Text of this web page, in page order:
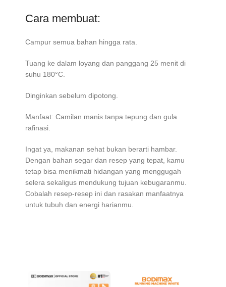
Cara membuat:
Campur semua bahan hingga rata.
Tuang ke dalam loyang dan panggang 25 menit di
suhu 180°C.
Dinginkan sebelum dipotong.
Manfaat: Camilan manis tanpa tepung dan gula
rafinasi.
Ingat ya, makanan sehat bukan berarti hambar.
Dengan bahan segar dan resep yang tepat, kamu
tetap bisa menikmati hidangan yang menggugah
selera sekaligus mendukung tujuan kebugaranmu.
Cobalah resep-resep ini dan rasakan manfaatnya
untuk tubuh dan energi harianmu.